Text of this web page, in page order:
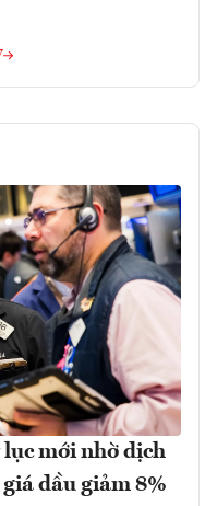
mới nhờ dịch
dầu giảm 8%